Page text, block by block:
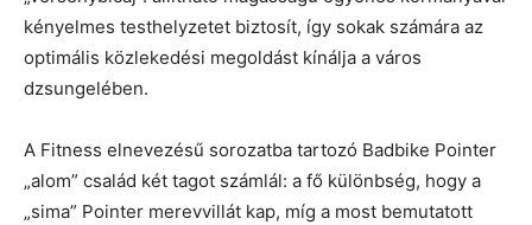
kényelmes testhelyzetet biztosít, így sokak számára az
optimális közlekedési megoldást kínálja a város
dzsungelében.
A Fitness elnevezésű sorozatba tartozó Badbike Pointer
„alom” család két tagot számlál: a fő különbség, hogy a
„sima” Pointer merevvillát kap, míg a most bemutatott